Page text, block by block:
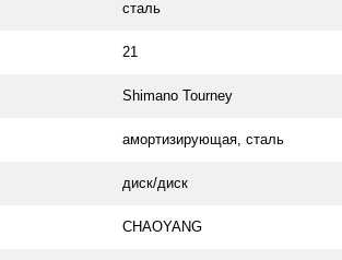
сталь
21
Shimano Tourney
амортизирующая, сталь
диск/диск
CHAOYANG